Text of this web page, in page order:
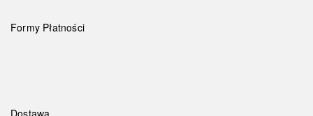
Formy Płatności
Dostawa